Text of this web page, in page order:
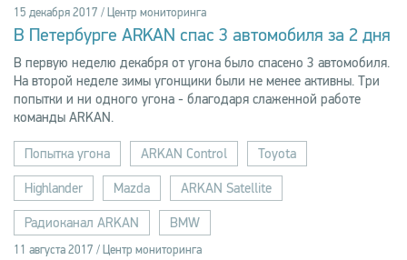
15 декабря 2017 / Центр мониторинга
В Петербурге ARKAN спас 3 автомобиля за 2 дня
В первую неделю декабря от угона было спасено 3 автомобиля.
На второй неделе зимы угонщики были не менее активны. Три
попытки и ни одного угона - благодаря слаженной работе
команды ARKAN.
Попытка угона ARKAN Control Toyota
Highlander Mazda ARKAN Satellite
Радиоканал ARKAN BMW
11 августа 2017 / Центр мониторинга